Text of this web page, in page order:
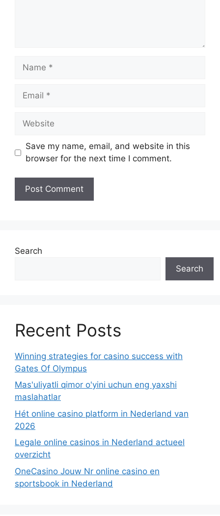
Name
Email
Website
Save my name, email, and website in this
browser for the next time I comment.
Search
Search
Recent Posts
Winning strategies for casino success with
Gates Of Olympus
Mas'uliyatli qimor o'yini uchun eng yaxshi
maslahatlar
Hét online casino platform in Nederland van
2026
Legale online casinos in Nederland actueel
overzicht
OneCasino Jouw Nr online casino en
sportsbook in Nederland